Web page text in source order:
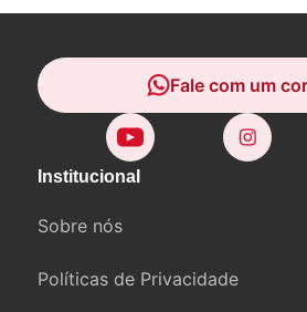
Institucional
Sobre nós
Políticas de Privacidade
Fale com um